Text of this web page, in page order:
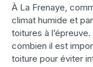
À La Frenaye,
climat humide et
toitures à
combien il est
toiture pour éviter